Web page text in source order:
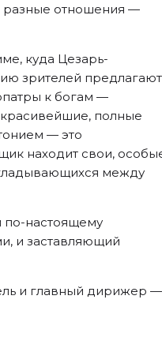
разные отношения —
куда Цезарь-
зрителей
к богам —
красивейшие, полные
— это
находит свои,
между
по-настоящему
и заставляющий
и главный дирижер —